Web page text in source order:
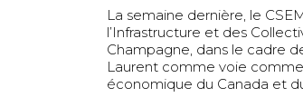
La semaine dernière, le
l’Infrastructure et des
Champagne, dans le cadre
Laurent comme voie
économique du Canada et